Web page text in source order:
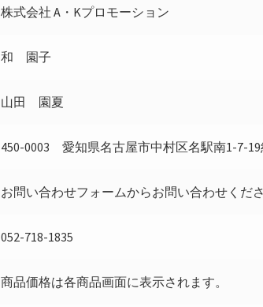
株式会社 A・Kプロモーション
和 園子
山田 園夏
450-0003 愛知県名古屋市中村区名駅南1-7-
お問い合わせフォームからお問い合わせくださ
052-718-1835
商品価格は各商品画面に表示されます。